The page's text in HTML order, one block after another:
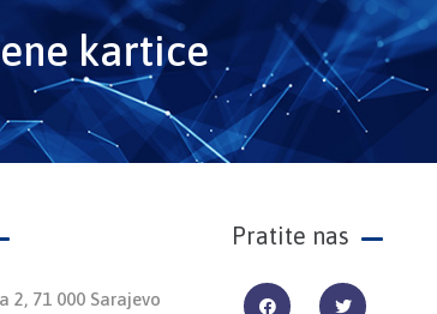
kartice
2, 71 000 Sarajevo
Pratite nas